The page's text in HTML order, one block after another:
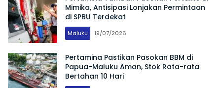
Mimika, Antisipasi Lonjakan Permintaan
di SPBU Terdekat
Maluku 19/07/2026
Pertamina Pastikan Pasokan BBM di
Papua-Maluku Aman, Stok Rata-rata
Bertahan 10 Hari